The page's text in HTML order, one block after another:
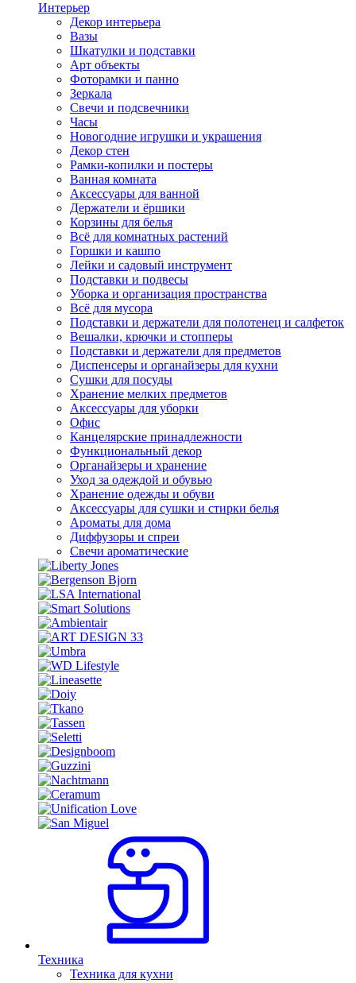
Интерьер
Декор интерьера
Вазы
Шкатулки и подставки
Арт объекты
Фоторамки и панно
Зеркала
Свечи и подсвечники
Часы
Новогодние игрушки и украшения
Декор стен
Рамки-копилки и постеры
Ванная комната
Аксессуары для ванной
Держатели и ёршики
Корзины для белья
Всё для комнатных растений
Горшки и кашпо
Лейки и садовый инструмент
Подставки и подвесы
Уборка и организация пространства
Всё для мусора
Подставки и держатели для полотенец и салфеток
Вешалки, крючки и стопперы
Подставки и держатели для предметов
Диспенсеры и органайзеры для кухни
Сушки для посуды
Хранение мелких предметов
Аксессуары для уборки
Офис
Канцелярские принадлежности
Функциональный декор
Органайзеры и хранение
Уход за одеждой и обувью
Хранение одежды и обуви
Аксессуары для сушки и стирки белья
Ароматы для дома
Диффузоры и спреи
Свечи ароматические
Техника
Техника для кухни